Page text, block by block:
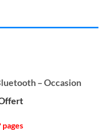
– Occasion
pages